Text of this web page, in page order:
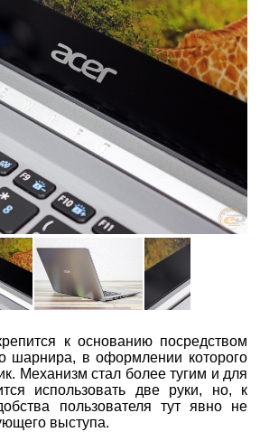
к основанию посредством
шарнира, в оформлении которого
Механизм стал более тугим и для
использовать две руки, но, к
пользователя тут явно не
выступа.